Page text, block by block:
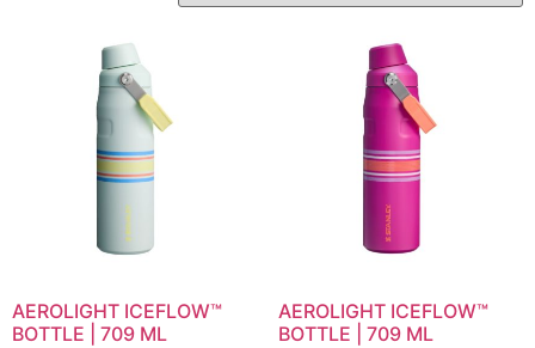
AEROLIGHT ICEFLOW™
BOTTLE | 709 ML
AEROLIGHT ICEFLOW™
BOTTLE | 709 ML